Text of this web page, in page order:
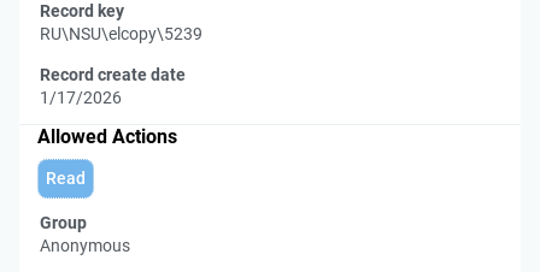
Record key
RU\NSU\elcopy\5239
Record create date
1/17/2026
Allowed Actions
Read
Group
Anonymous